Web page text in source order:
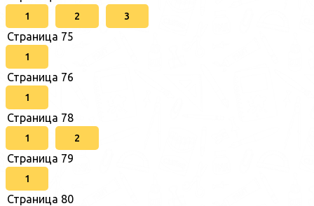
1 2 3
Страница 75
1
Страница 76
1
Страница 78
1 2
Страница 79
1
Страница 80